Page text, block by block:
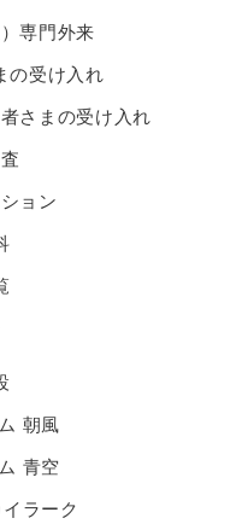
専門外来
の受け入れ
さまの受け入れ
ョン
朝風
青空
ラーク